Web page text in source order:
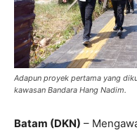
Adapun proyek pertama yang
kawasan Bandara Hang Nadim.
Batam (DKN) –